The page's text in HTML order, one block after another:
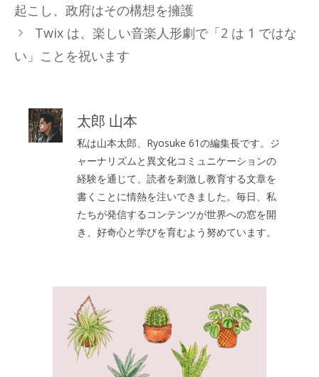
リ
ー
起こし、政府はその構想を擁護
Twix は、楽しい音楽人形劇で「2 は 1 ではな
い」ことを祝います
太郎 山本
私は山本太郎、Ryosuke 61の編集長です。ジ
ャーナリズムと異文化コミュニケーションの
経験を通じて、読者を刺激し教育する文章を
書くことに情熱を注いできました。毎日、私
たちが発信するコンテンツが世界への窓を開
き、好奇心と学びを育むよう努めています。